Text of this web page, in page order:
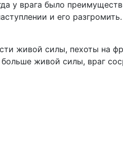
у врага было
и его
живой силы, пехоты на
живой силы, враг